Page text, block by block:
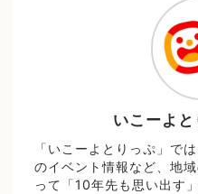
いこーよ
「いこーよとりっぷ」で
のイベント情報など、地
って「10年先も思い出す